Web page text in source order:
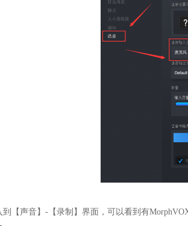
到【声音】-【录制】界面，可以看到有